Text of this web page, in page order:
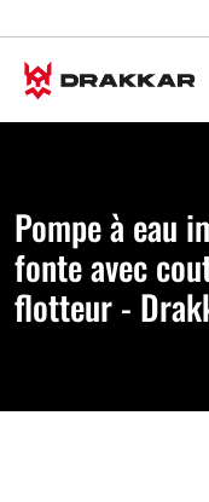
Pompe à eau
fonte avec
flotteur -